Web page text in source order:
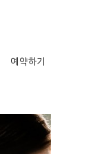
예약하기